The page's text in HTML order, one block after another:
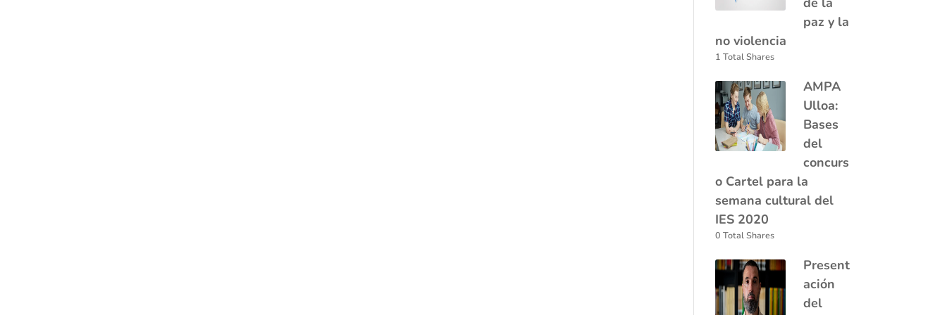
paz y la
no violencia
1 Total Shares
AMPA
Ulloa:
Bases
del
concurs
o Cartel para la
semana cultural del
IES 2020
0 Total Shares
Present
ación
del